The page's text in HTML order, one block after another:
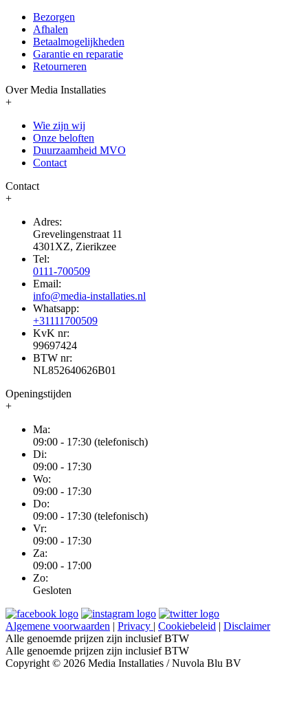
Bezorgen
Afhalen
Betaalmogelijkheden
Garantie en reparatie
Retourneren
Over Media Installaties
+
Wie zijn wij
Onze beloften
Duurzaamheid MVO
Contact
Contact
+
Adres:
Grevelingenstraat 11
4301XZ, Zierikzee
Tel:
0111-700509
Email:
info@media-installaties.nl
Whatsapp:
+31111700509
KvK nr:
99697424
BTW nr:
NL852640626B01
Openingstijden
+
Ma:
09:00 - 17:30 (telefonisch)
Di:
09:00 - 17:30
Wo:
09:00 - 17:30
Do:
09:00 - 17:30 (telefonisch)
Vr:
09:00 - 17:30
Za:
09:00 - 17:00
Zo:
Gesloten
Algemene voorwaarden | Privacy | Cookiebeleid | Disclaimer
Alle genoemde prijzen zijn inclusief BTW
Alle genoemde prijzen zijn inclusief BTW
Copyright © 2026 Media Installaties / Nuvola Blu BV